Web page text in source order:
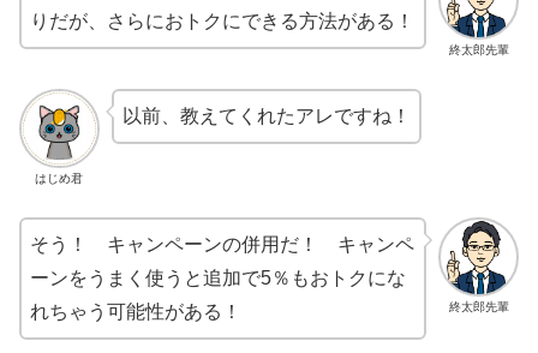
終太郎先輩
りだが、さらにおトクにできる方法がある！
はじめ君
以前、教えてくれたアレですね！
終太郎先輩
そう！ キャンペーンの併用だ！ キャンペ
ーンをうまく使うと追加で5％もおトクにな
れちゃう可能性がある！